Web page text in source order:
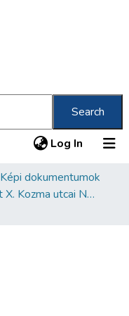
Search
Log In (current)
Képi dokumentumok
Budapest X. Kozma utcai Neológ Zsidó Temető